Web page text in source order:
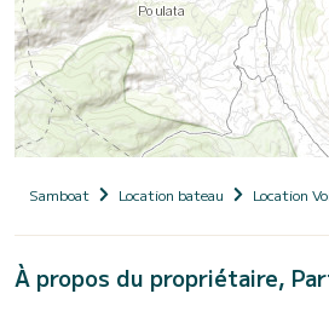
Samboat Location bateau Location
À propos du propriétaire,